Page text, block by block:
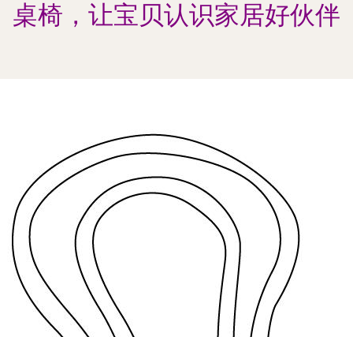
桌椅，让宝贝认识家居好伙伴